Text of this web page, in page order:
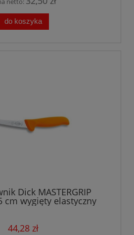
do koszyka
Dick MASTERGRIP
cm wygięty elastyczny
44,28 zł